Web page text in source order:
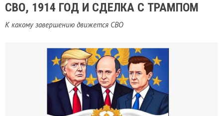
​СВО, 1914 ГОД И СДЕЛКА С ТРАМПОМ
К какому завершению движется СВО